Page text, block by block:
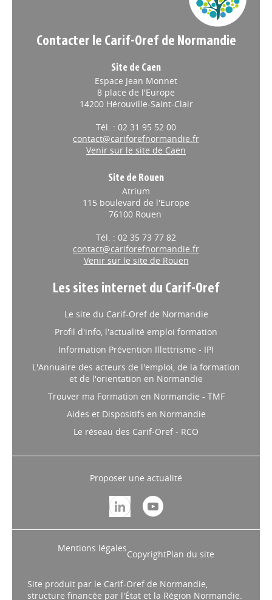
Contacter le Carif-Oref de Normandie
Site de Caen
Espace Jean Monnet
8 place de l'Europe
14200 Hérouville-Saint-Clair
Tél. : 02 31 95 52 00
contact@cariforefnormandie.fr
Venir sur le site de Caen
Site de Rouen
Atrium
115 boulevard de l'Europe
76100 Rouen
Tél. : 02 35 73 77 82
contact@cariforefnormandie.fr
Venir sur le site de Rouen
Les sites internet du Carif-Oref
Le site du Carif-Oref de Normandie
Profil d'info, l'actualité emploi formation
Information Prévention Illettrisme - IPI
L'Annuaire des acteurs de l'emploi, de la formation
et de l'orientation en Normandie
Trouver ma Formation en Normandie - TMF
Aides et Dispositifs en Normandie
Le réseau des Carif-Oref - RCO
Proposer une actualité
Mentions légales
CopyrightPlan du site
Site produit par le Carif-Oref de Normandie,
structure financée par l'État et la Région Normandie.